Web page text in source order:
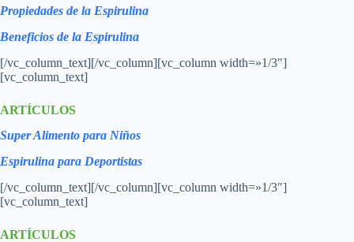
Propiedades de la Espirulina
Beneficios de la Espirulina
[/vc_column_text][/vc_column][vc_column width=»1/3″]
[vc_column_text]
ARTÍCULOS
Super Alimento para Niños
Espirulina para Deportistas
[/vc_column_text][/vc_column][vc_column width=»1/3″]
[vc_column_text]
ARTÍCULOS